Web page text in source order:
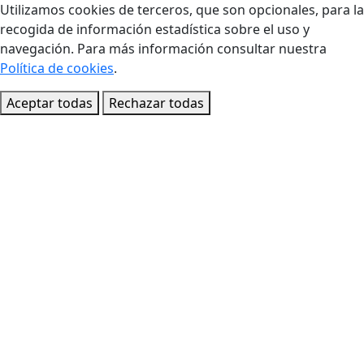
Utilizamos cookies de terceros, que son opcionales, para la
recogida de información estadística sobre el uso y
navegación. Para más información consultar nuestra
Política de cookies.
Aceptar todas
Rechazar todas